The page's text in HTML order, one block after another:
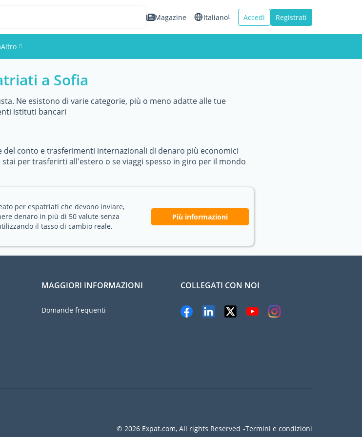
Magazine Italiano Accedi Registrati
Altro
Eventi
Utenti
a Sofia
Ne esistono di varie categorie, più o meno adatte alle tue
istituti bancari
del conto e trasferimenti internazionali di denaro più economici
per trasferirti all'estero o se viaggi spesso in giro per il mondo
per espatriati che devono inviare,
denaro in più di 50 valute senza
il tasso di cambio reale.
Più informazioni
MAGGIORI INFORMAZIONI
Domande frequenti
COLLEGATI CON NOI
© 2026 Expat.com, All rights Reserved Termini e condizioni